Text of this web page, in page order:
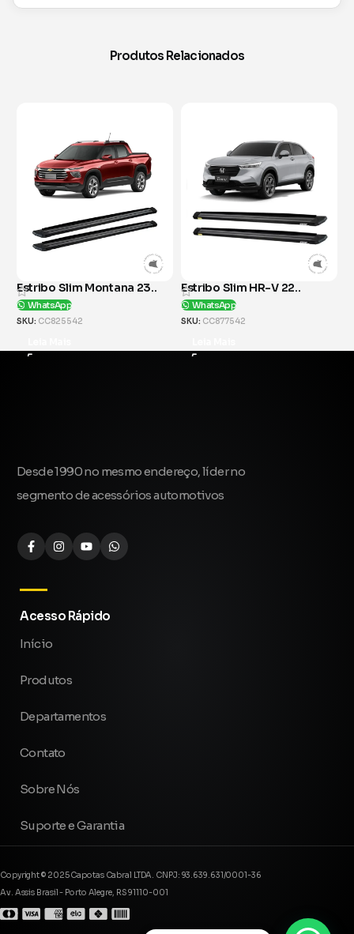
Produtos Relacionados
Estribo Slim Montana 23..
WhatsApp
SKU: CC825542
Estribo Slim HR-V 22..
WhatsApp
SKU: CC877542
Desde 1990 no mesmo endereço, líder no
segmento de acessórios automotivos
Acesso Rápido
Início
Produtos
Departamentos
Contato
Sobre Nós
Suporte e Garantia
Copyright © 2025 Capotas Cabral LTDA. CNPJ: 93.639.631/0001-36
Av. Assis Brasil - Porto Alegre, RS 91110-001